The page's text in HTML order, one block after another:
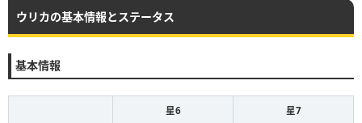
ウリカの基本情報とステータス
基本情報
星6 星7